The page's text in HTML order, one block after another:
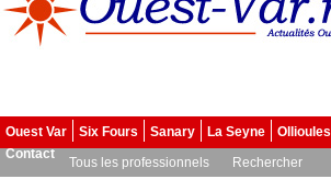
Ouest Var Six Fours Sanary La Seyne Ollioules
Contact
Tous les professionnels Rechercher